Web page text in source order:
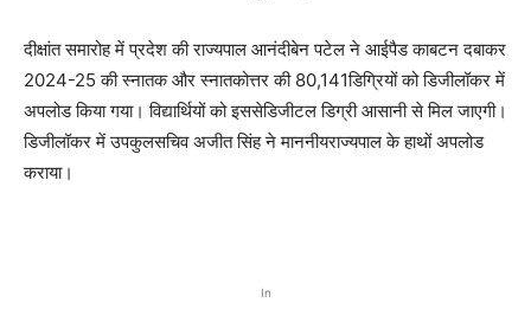
दीक्षांत समारोह में प्रदेश की राज्यपाल आनंदीबेन पटेल ने आईपैड काबटन दबाकर
2024-25 की स्नातक और स्नातकोत्तर की 80,141डिग्रियों को डिजीलॉकर में
अपलोड किया गया। विद्यार्थियों को इससेडिजीटल डिग्री आसानी से मिल जाएगी।
डिजीलॉकर में उपकुलसचिव अजीत सिंह ने माननीयराज्यपाल के हाथों अपलोड
कराया।
In